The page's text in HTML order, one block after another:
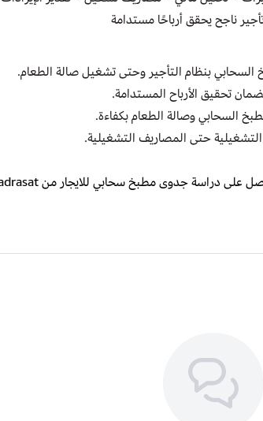
ناجح يحقق أرباحًا مستدامة
بنظام التأجير وحتى تشغيل صالة الطعام.
تحقيق الأرباح المستدامة.
السحابي وصالة الطعام بكفاءة.
حتى المصاريف التشغيلية.